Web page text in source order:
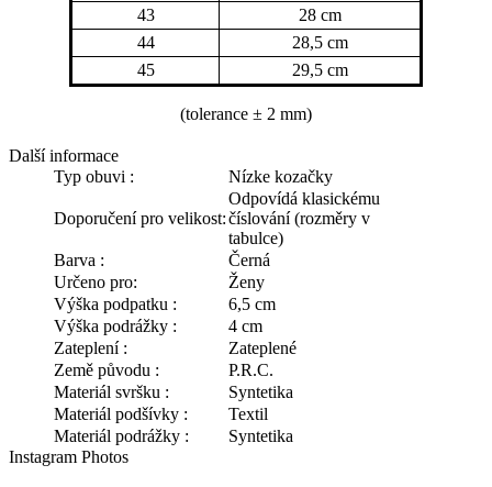
43
28 cm
44
28,5 cm
45
29,5 cm
(tolerance ± 2 mm)
Další informace
Typ obuvi :
Nízke kozačky
Doporučení pro velikost:
Odpovídá klasickému
číslování (rozměry v
tabulce)
Barva :
Černá
Určeno pro:
Ženy
Výška podpatku :
6,5 cm
Výška podrážky :
4 cm
Zateplení :
Zateplené
Země původu :
P.R.C.
Materiál svršku :
Syntetika
Materiál podšívky :
Textil
Materiál podrážky :
Syntetika
Instagram Photos